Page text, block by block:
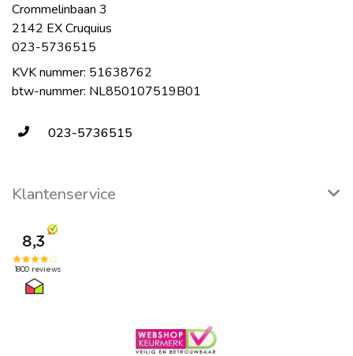
Crommelinbaan 3
2142 EX Cruquius
023-5736515
KVK nummer: 51638762
btw-nummer: NL850107519B01
023-5736515
Klantenservice